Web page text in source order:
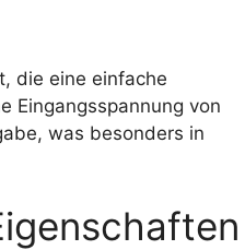
die eine einfache
Eingangsspannung von
was besonders in